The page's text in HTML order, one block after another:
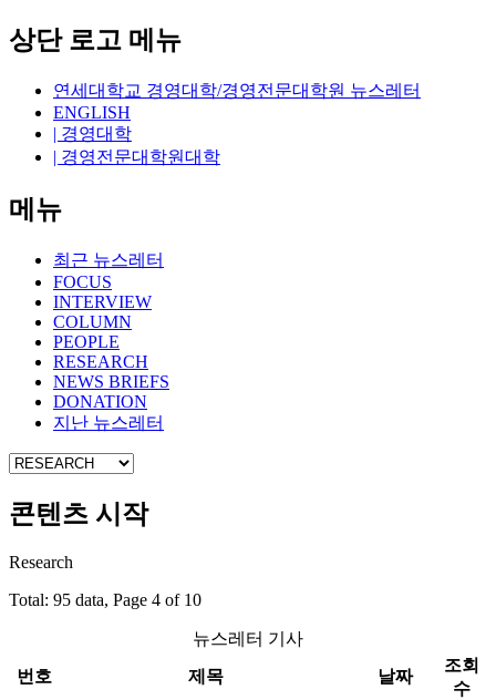
상단 로고 메뉴
연세대학교 경영대학/경영전문대학원 뉴스레터
ENGLISH
| 경영대학
| 경영전문대학원대학
메뉴
최근 뉴스레터
FOCUS
INTERVIEW
COLUMN
PEOPLE
RESEARCH
NEWS BRIEFS
DONATION
지난 뉴스레터
콘텐츠 시작
Research
Total: 95 data, Page 4 of 10
뉴스레터 기사
번호
제목 날짜
조회
수